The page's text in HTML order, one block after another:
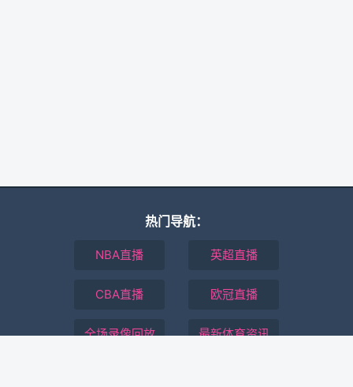
热门导航：
NBA直播 英超直播
CBA直播 欧冠直播
全场录像回放 最新体育资讯